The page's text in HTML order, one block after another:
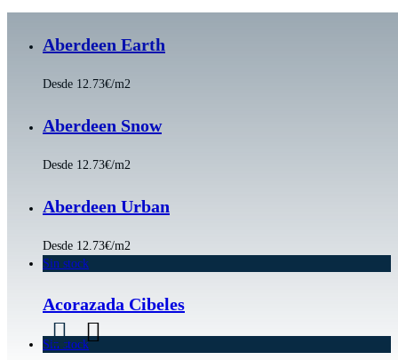
contenidoAberdeen Earth
Desde 12.73€/m2
Aberdeen Snow
Desde 12.73€/m2
Aberdeen Urban
Desde 12.73€/m2
Sin stock
Acorazada Cibeles
Sin stock